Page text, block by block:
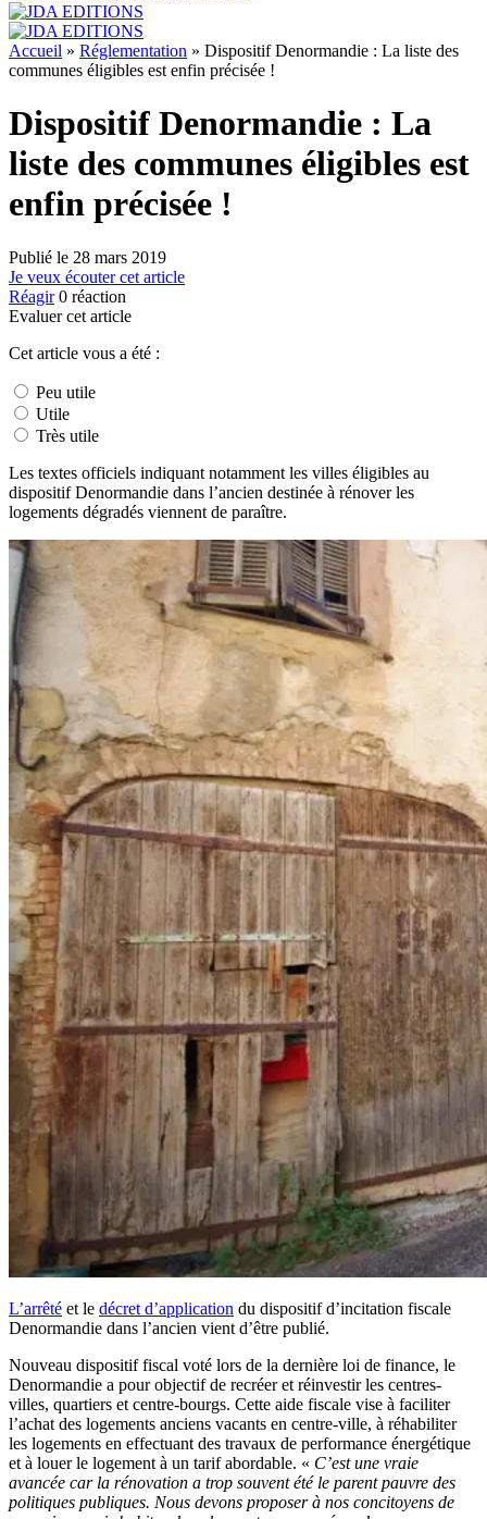
Accueil » Réglementation » Dispositif Denormandie : La liste des
communes éligibles est enfin précisée !
Dispositif Denormandie : La
liste des communes éligibles est
enfin précisée !
Publié le 28 mars 2019
Je veux écouter cet article
Réagir 0 réaction
Evaluer cet article
Cet article vous a été :
Peu utile
Utile
Très utile
Les textes officiels indiquant notamment les villes éligibles au
dispositif Denormandie dans l’ancien destinée à rénover les
logements dégradés viennent de paraître.
L’arrêté et le décret d’application du dispositif d’incitation fiscale
Denormandie dans l’ancien vient d’être publié.
Nouveau dispositif fiscal voté lors de la dernière loi de finance, le
Denormandie a pour objectif de recréer et réinvestir les centres-
villes, quartiers et centre-bourgs. Cette aide fiscale vise à faciliter
l’achat des logements anciens vacants en centre-ville, à réhabiliter
les logements en effectuant des travaux de performance énergétique
et à louer le logement à un tarif abordable. « C’est une vraie
avancée car la rénovation a trop souvent été le parent pauvre des
politiques publiques. Nous devons proposer à nos concitoyens de